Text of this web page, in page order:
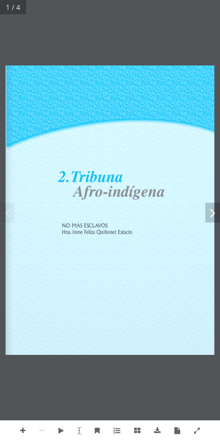
NO MÁS ESCLAVOS
Hna. Irene Feliza Quiñonez Estacio
2.TribunaAfro-indígena
1 / 4